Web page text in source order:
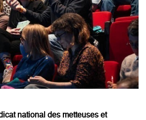
national des metteuses et